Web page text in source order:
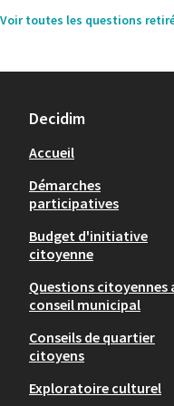
Voir toutes les questions
Decidim
Accueil
Démarches
participatives
Budget d'initiative
citoyenne
Questions citoyennes
conseil municipal
Conseils de quartier
citoyens
Exploratoire culturel